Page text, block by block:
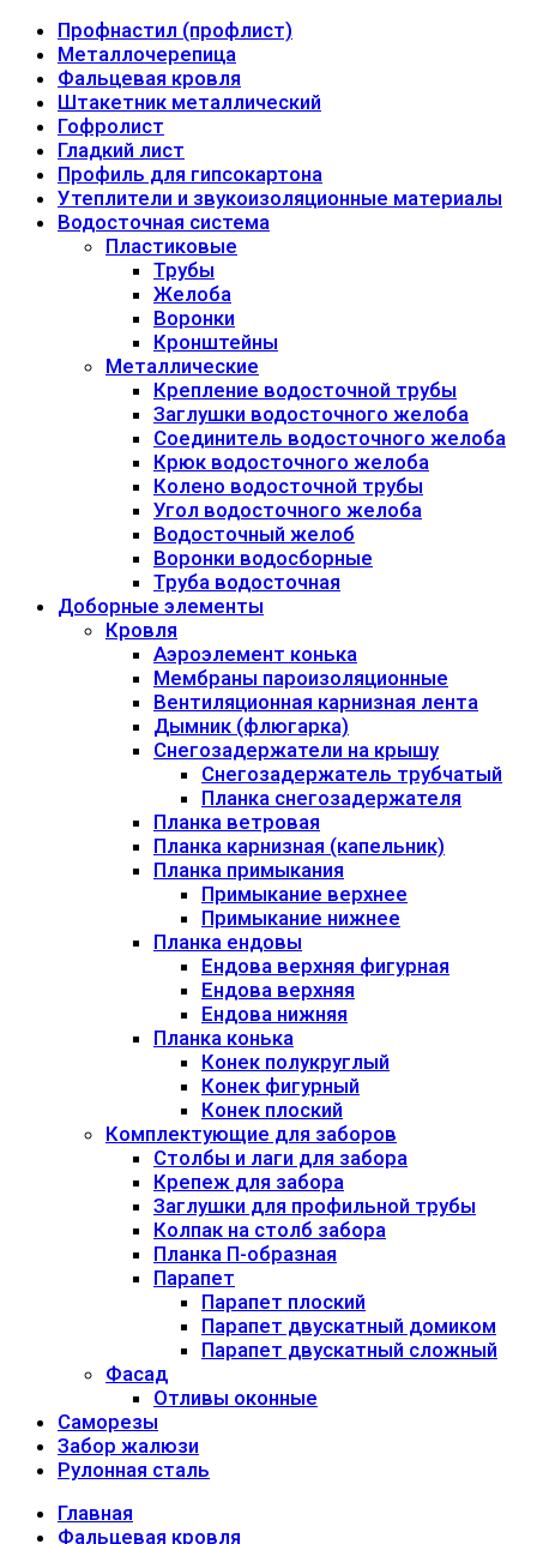
Профнастил (профлист)
Металлочерепица
Фальцевая кровля
Штакетник металлический
Гофролист
Гладкий лист
Профиль для гипсокартона
Утеплители и звукоизоляционные материалы
Водосточная система
Пластиковые
Трубы
Желоба
Воронки
Кронштейны
Металлические
Крепление водосточной трубы
Заглушки водосточного желоба
Соединитель водосточного желоба
Крюк водосточного желоба
Колено водосточной трубы
Угол водосточного желоба
Водосточный желоб
Воронки водосборные
Труба водосточная
Доборные элементы
Кровля
Аэроэлемент конька
Мембраны пароизоляционные
Вентиляционная карнизная лента
Дымник (флюгарка)
Снегозадержатели на крышу
Снегозадержатель трубчатый
Планка снегозадержателя
Планка ветровая
Планка карнизная (капельник)
Планка примыкания
Примыкание верхнее
Примыкание нижнее
Планка ендовы
Ендова верхняя фигурная
Ендова верхняя
Ендова нижняя
Планка конька
Конек полукруглый
Конек фигурный
Конек плоский
Комплектующие для заборов
Столбы и лаги для забора
Крепеж для забора
Заглушки для профильной трубы
Колпак на столб забора
Планка П-образная
Парапет
Парапет плоский
Парапет двускатный домиком
Парапет двускатный сложный
Фасад
Отливы оконные
Саморезы
Забор жалюзи
Рулонная сталь
Главная
Фальцевая кровля